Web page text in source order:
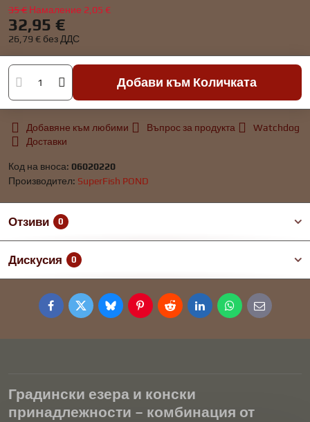
35 € Намаление 2,05 €
32,95 €
26,79 € без ДДС
Добави към Количката
Добавяне към любими Въпрос за продукта
Watchdog
Доставки
Код на вноса: 06020220
Производител: SuperFish POND
Отзиви 0
Дискусия 0
FacebookTwitterBlueskyPinterestRedditLinkedInWhatsApp
E-
mail
Градински езера и конски
принадлежности – комбинация от